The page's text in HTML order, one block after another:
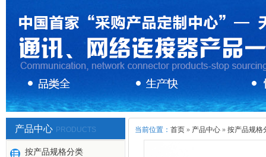
产品中心 PRODUCTS
按产品规格分类
当前位置： 首页 » 产品中心 » 按产品规格